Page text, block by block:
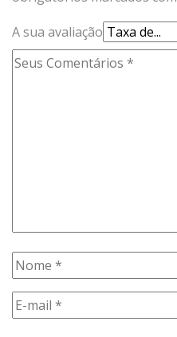
A sua avaliação